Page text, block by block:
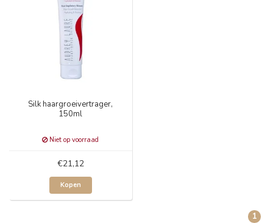
Silk haargroeivertrager,
150ml
Niet op voorraad
€21,12
Kopen
1